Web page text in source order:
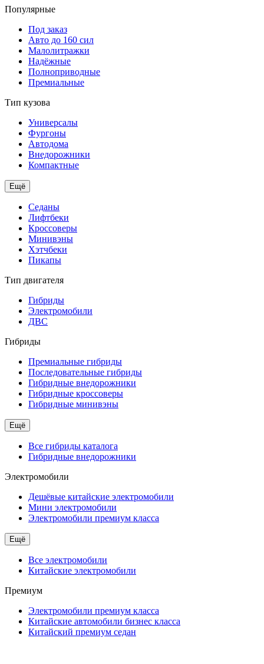
Популярные
Под заказ
Авто до 160 сил
Малолитражки
Надёжные
Полноприводные
Премиальные
Тип кузова
Универсалы
Фургоны
Автодома
Внедорожники
Компактные
Ещё
Седаны
Лифтбеки
Кроссоверы
Минивэны
Хэтчбеки
Пикапы
Тип двигателя
Гибриды
Электромобили
ДВС
Гибриды
Премиальные гибриды
Последовательные гибриды
Гибридные внедорожники
Гибридные кроссоверы
Гибридные минивэны
Ещё
Все гибриды каталога
Гибридные внедорожники
Электромобили
Дешёвые китайские электромобили
Мини электромобили
Электромобили премиум класса
Ещё
Все электромобили
Китайские электромобили
Премиум
Электромобили премиум класса
Китайские автомобили бизнес класса
Китайский премиум седан